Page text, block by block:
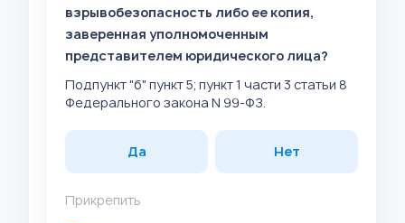
взрывобезопасность либо ее копия,
заверенная уполномоченным
представителем юридического лица?
Подпункт "б" пункт 5; пункт 1 части 3 статьи 8
Федерального закона N 99-ФЗ.
Да Нет
Прикрепить